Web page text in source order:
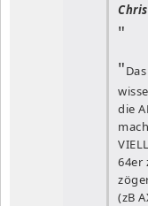
die
64er
(zB